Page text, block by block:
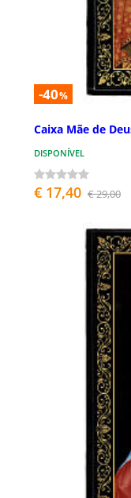
-40%
Caixa Mãe de
DISPONÍVEL
€ 17,40 € 29,00